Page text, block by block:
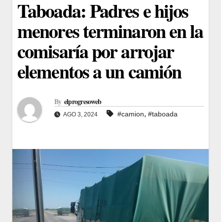
Taboada: Padres e hijos
menores terminaron en la
comisaría por arrojar
elementos a un camión
By elprogresoweb
AGO 3, 2024 #camion, #taboada